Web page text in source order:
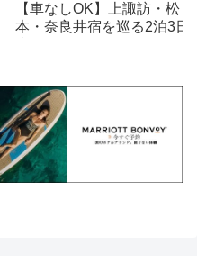
【車なしOK】上諏訪・松
本・奈良井宿を巡る2泊3日